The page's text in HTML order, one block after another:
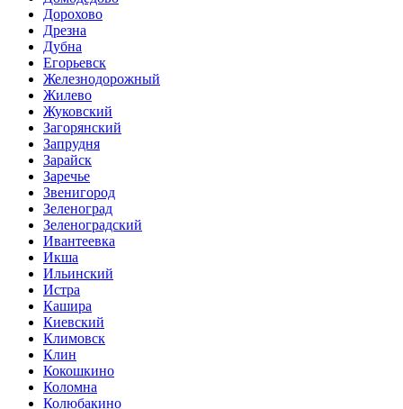
Дорохово
Дрезна
Дубна
Егорьевск
Железнодорожный
Жилево
Жуковский
Загорянский
Запрудня
Зарайск
Заречье
Звенигород
Зеленоград
Зеленоградский
Ивантеевка
Икша
Ильинский
Истра
Кашира
Киевский
Климовск
Клин
Кокошкино
Коломна
Колюбакино